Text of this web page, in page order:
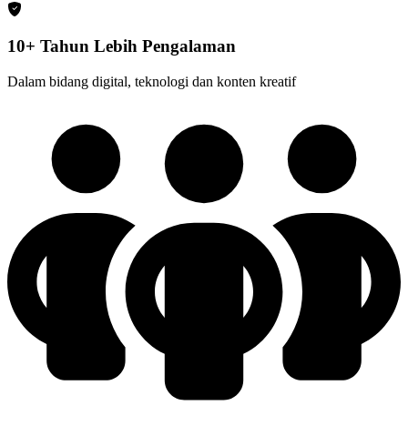
10+ Tahun Lebih Pengalaman
Dalam bidang digital, teknologi dan konten kreatif